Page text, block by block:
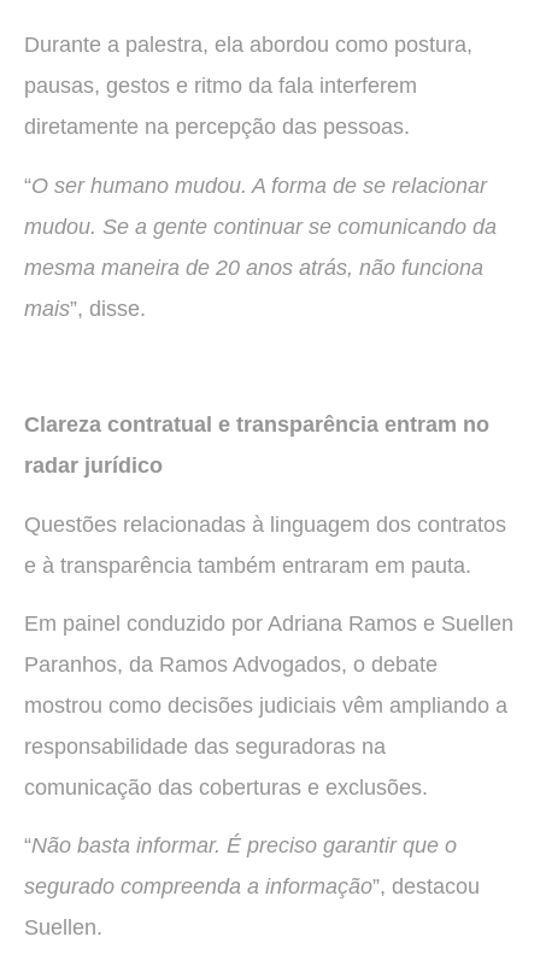
Durante a palestra, ela abordou como postura,
pausas, gestos e ritmo da fala interferem
diretamente na percepção das pessoas.
“O ser humano mudou. A forma de se relacionar
mudou. Se a gente continuar se comunicando da
mesma maneira de 20 anos atrás, não funciona
mais”, disse.
Clareza contratual e transparência entram no
radar jurídico
Questões relacionadas à linguagem dos contratos
e à transparência também entraram em pauta.
Em painel conduzido por Adriana Ramos e Suellen
Paranhos, da Ramos Advogados, o debate
mostrou como decisões judiciais vêm ampliando a
responsabilidade das seguradoras na
comunicação das coberturas e exclusões.
“Não basta informar. É preciso garantir que o
segurado compreenda a informação”, destacou
Suellen.